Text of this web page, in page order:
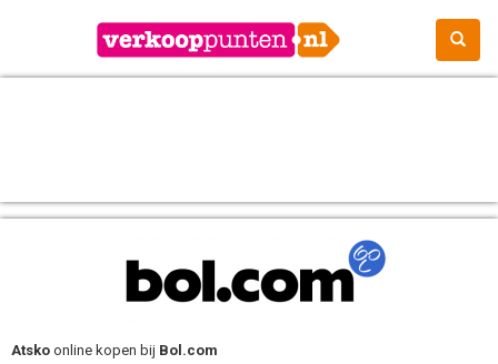
Atsko online kopen bij Bol.com